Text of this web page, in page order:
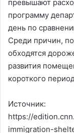
превышают
программу
день по
Среди причин,
обходятся
развития
короткого
Источник:
https://
immigration-